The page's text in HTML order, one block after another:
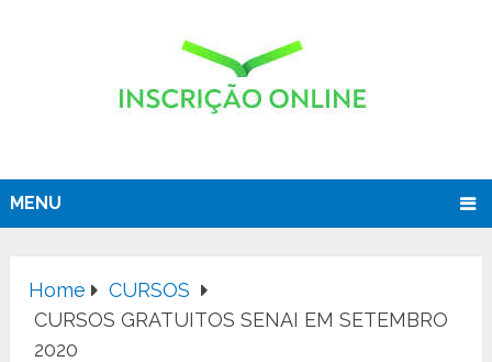
MENU
Home
CURSOS
CURSOS GRATUITOS SENAI EM SETEMBRO
2020